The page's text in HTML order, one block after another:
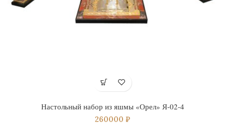
Настольный набор из яшмы «Орел» Я-02-4
260000 ₽